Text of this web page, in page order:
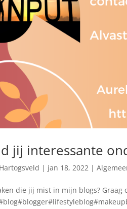
jij interessante
| jan 18, 2022 |
die jij mist in mijn blogs? Graag